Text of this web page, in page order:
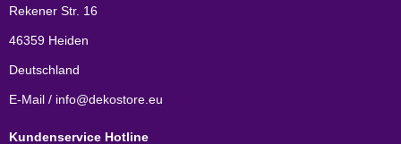
Rekener Str. 16
46359 Heiden
Deutschland
E-Mail / info@dekostore.eu
Kundenservice Hotline